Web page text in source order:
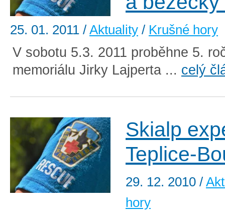
25. 01. 2011 / Aktuality / Krušné hory
V sobotu 5.3. 2011 proběhne 5.
memoriálu Jirky Lajperta ... celý
Skialp
Teplice-
29. 12. 2010 /
hory